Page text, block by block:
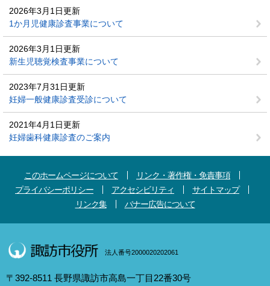
2026年3月1日更新
1か月児健康診査事業について
2026年3月1日更新
新生児聴覚検査事業について
2023年7月31日更新
妊婦一般健康診査受診について
2021年4月1日更新
妊婦歯科健康診査のご案内
このホームページについて
リンク・著作権・免責事項
プライバシーポリシー
アクセシビリティ
サイトマップ
リンク集
バナー広告について
法人番号2000020202061
〒392-8511 長野県諏訪市高島一丁目22番30号